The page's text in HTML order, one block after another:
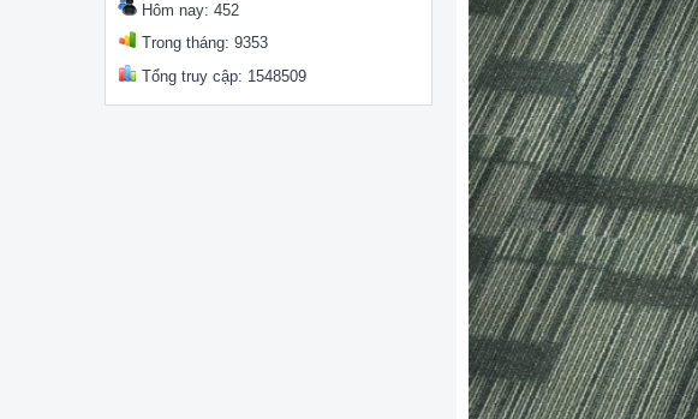
Hôm nay: 452
Trong tháng: 9353
Tổng truy cập: 1548509